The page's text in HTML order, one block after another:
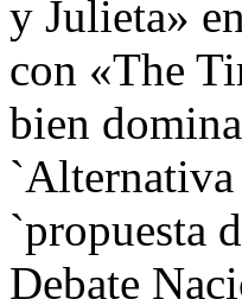
y Julieta»
con «The
bien
`Alternativa
`propuesta
Debate